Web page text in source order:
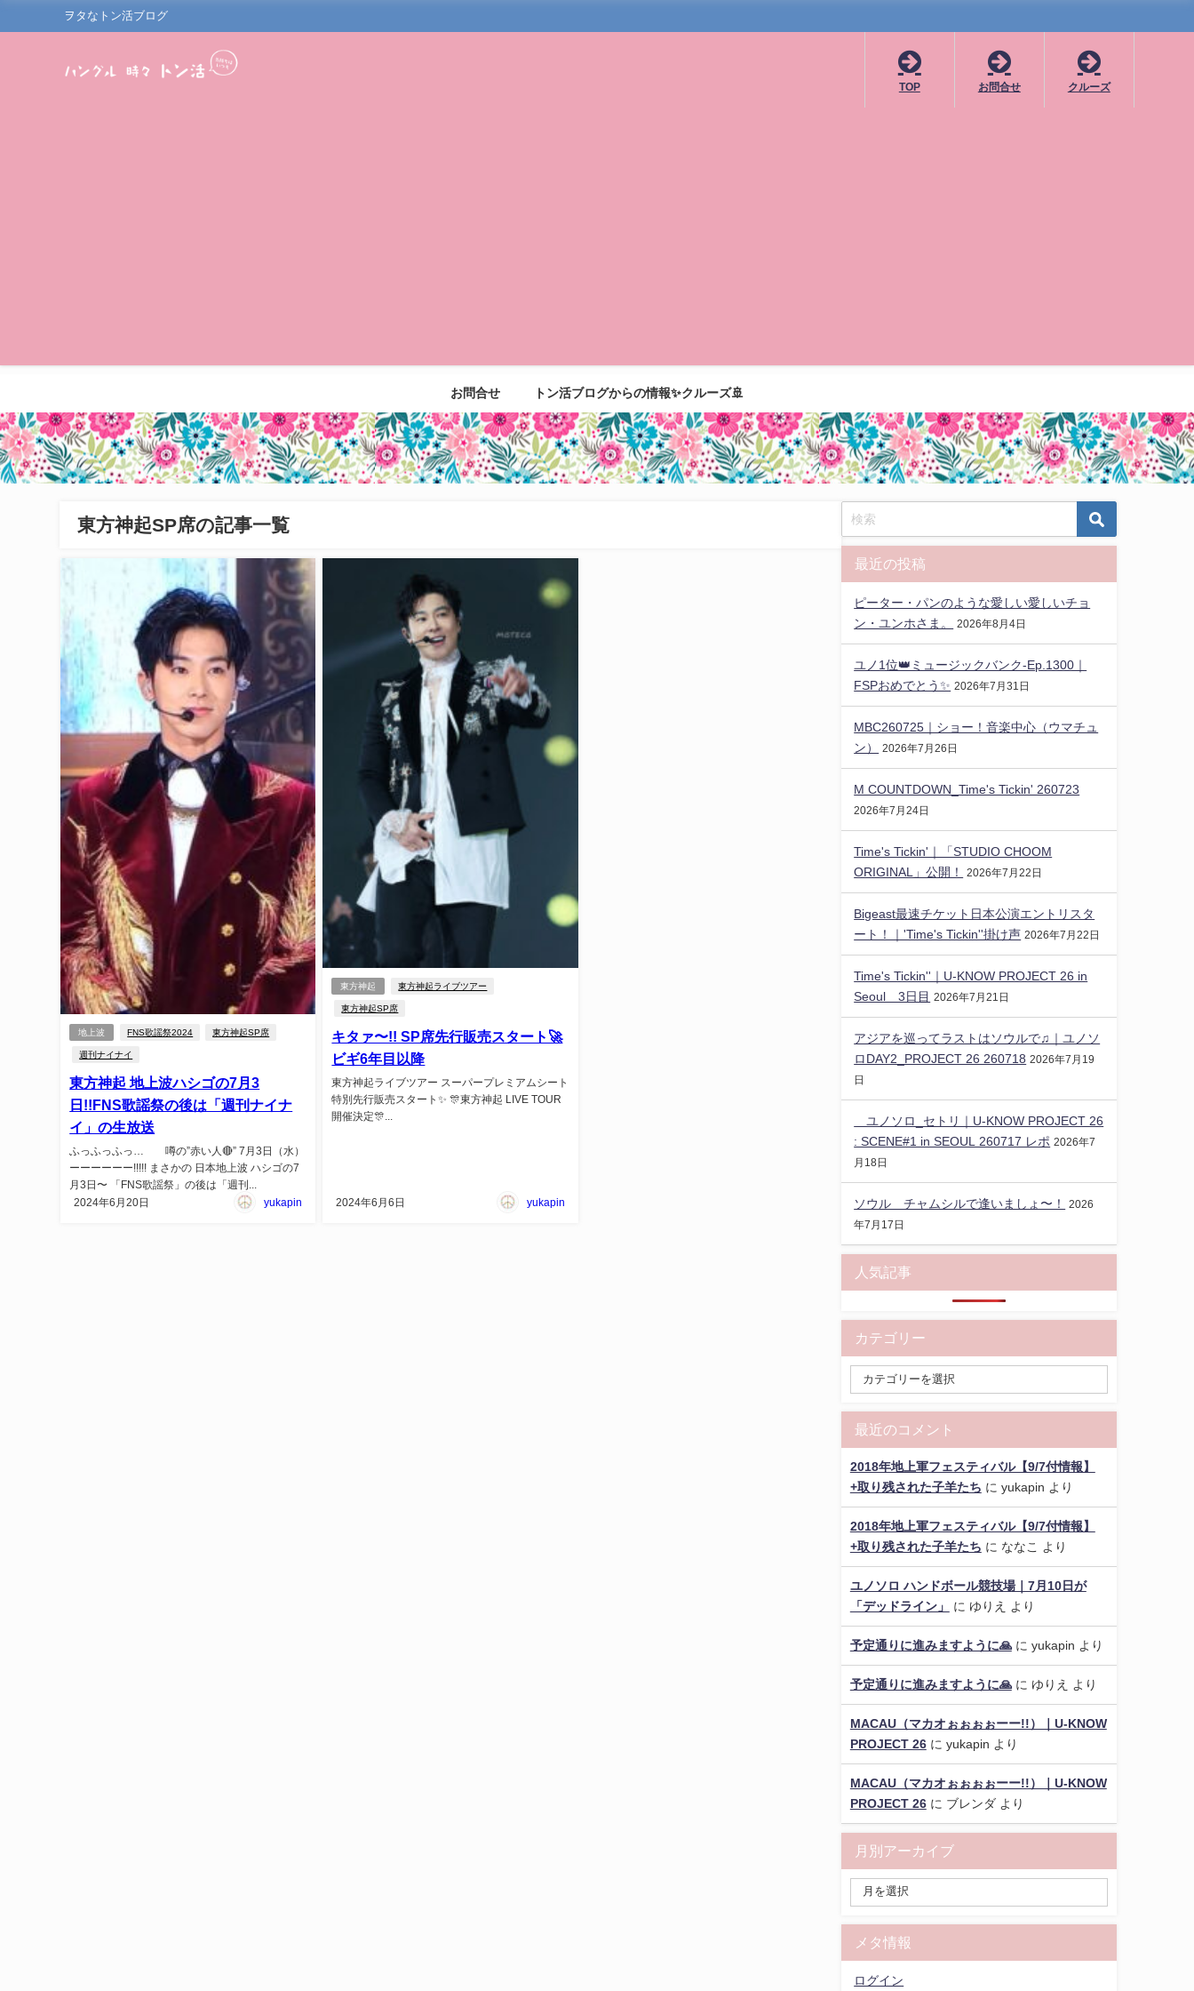
ヲタなトン活ブログ
TOP お問合せ クルーズ
お問合せ トン活ブログからの情報✨クルーズ🚢
東方神起SP席の記事一覧
地上波 FNS歌謡祭2024 東方神起SP席
週刊ナイナイ
東方神起 地上波ハシゴの7月3
日!!FNS歌謡祭の後は「週刊ナイナ
イ」の生放送
ふっふっふっ… 噂の”赤い人🔴” 7月3日（水）
ーーーーーー!!!!! まさかの 日本地上波 ハシゴの7
月3日〜 「FNS歌謡祭」の後は「週刊...
2024年6月20日
yukapin
東方神起 東方神起ライブツアー
東方神起SP席
キタァ〜!! SP席先行販売スタート🚀
ビギ6年目以降
東方神起ライブツアー スーパープレミアムシート
特別先行販売スタート✨ 🎊東方神起 LIVE TOUR
開催決定🎊...
2024年6月6日 yukapin
最近の投稿
ピーター・パンのような愛しい愛しいチョ
ン・ユンホさま。
2026年8月4日
ユノ1位👑ミュージックバンク-Ep.1300｜
FSPおめでとう✨️ 2026年7月31日
MBC260725｜ショー！音楽中心（ウマチュ
ン）
2026年7月26日
M COUNTDOWN_Time's Tickin' 260723
2026年7月24日
Time's Tickin'｜「STUDIO CHOOM
ORIGINAL」公開！
2026年7月22日
Bigeast最速チケット日本公演エントリスタ
ート！｜'Time's Tickin''掛け声 2026年7月22日
Time's Tickin''｜U-KNOW PROJECT 26 in
Seoul 3日目 2026年7月21日
アジアを巡ってラストはソウルで♫｜ユノソ
ロDAY2_PROJECT 26 260718 2026年7月19
日
ユノソロ_セトリ｜U-KNOW PROJECT 26
: SCENE#1 in SEOUL 260717 レポ 2026年7
月18日
ソウル チャムシルで逢いましょ〜！
2026
年7月17日
人気記事
カテゴリー
最近のコメント
2018年地上軍フェスティバル【9/7付情報】
+取り残された子羊たち に yukapin より
2018年地上軍フェスティバル【9/7付情報】
+取り残された子羊たち に ななこ より
ユノソロ ハンドボール競技場｜7月10日が
「デッドライン」
に ゆりえ より
予定通りに進みますように🙏に yukapin より
予定通りに進みますように🙏に ゆりえ より
MACAU（マカオぉぉぉぉーー!!）｜U-KNOW
PROJECT 26に yukapin より
MACAU（マカオぉぉぉぉーー!!）｜U-KNOW
PROJECT 26に ブレンダより
月別アーカイブ
メタ情報
ログイン